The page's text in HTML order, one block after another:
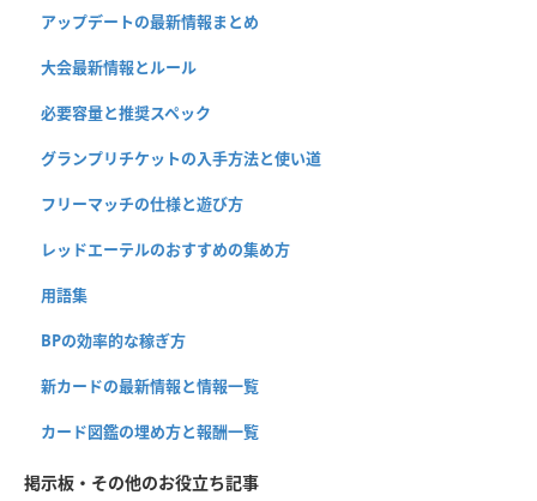
アップデートの最新情報まとめ
大会最新情報とルール
必要容量と推奨スペック
グランプリチケットの入手方法と使い道
フリーマッチの仕様と遊び方
レッドエーテルのおすすめの集め方
用語集
BPの効率的な稼ぎ方
新カードの最新情報と情報一覧
カード図鑑の埋め方と報酬一覧
掲示板・その他のお役立ち記事